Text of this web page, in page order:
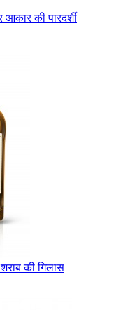
की पारदर्शी
की गिलास